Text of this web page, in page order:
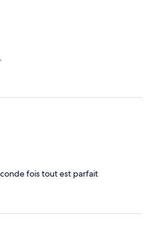
fois tout est parfait